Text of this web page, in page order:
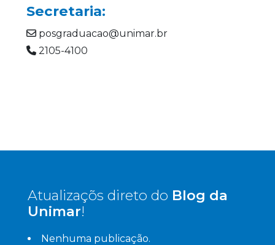
Secretaria:
posgraduacao@unimar.br
2105-4100
Atualizaçõs direto do Blog da
Unimar!
Nenhuma publicação.